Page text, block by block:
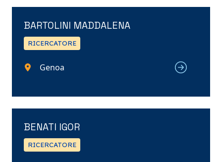
BARTOLINI MADDALENA
RICERCATORE
Genoa
BENATI IGOR
RICERCATORE